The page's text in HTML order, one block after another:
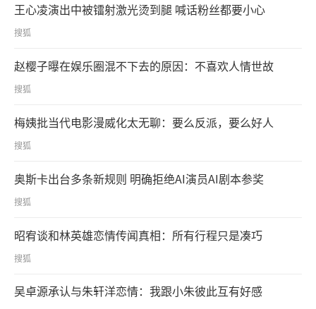
王心凌演出中被镭射激光烫到腿 喊话粉丝都要小心
搜狐
赵樱子曝在娱乐圈混不下去的原因：不喜欢人情世故
搜狐
梅姨批当代电影漫威化太无聊：要么反派，要么好人
搜狐
奥斯卡出台多条新规则 明确拒绝AI演员AI剧本参奖
搜狐
昭宥谈和林英雄恋情传闻真相：所有行程只是凑巧
搜狐
吴卓源承认与朱轩洋恋情：我跟小朱彼此互有好感